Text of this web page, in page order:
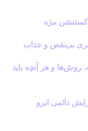
مژه
بی‌نقص و جذاب
روش‌ها و هر آنچه باید
دائمی ابرو